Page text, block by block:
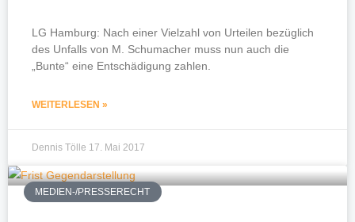
LG Hamburg: Nach einer Vielzahl von Urteilen bezüglich
des Unfalls von M. Schumacher muss nun auch die
„Bunte“ eine Entschädigung zahlen.
WEITERLESEN »
Dennis Tölle 17. Mai 2017
MEDIEN-/PRESSERECHT